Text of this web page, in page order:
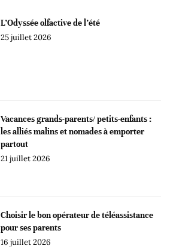
L’Odyssée olfactive de l’été
25 juillet 2026
Vacances grands-parents/ petits-enfants :
les alliés malins et nomades à emporter
partout
21 juillet 2026
Choisir le bon opérateur de téléassistance
pour ses parents
16 juillet 2026